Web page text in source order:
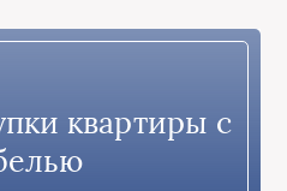
квартиры с